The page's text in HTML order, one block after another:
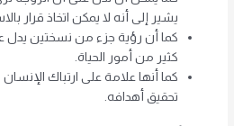
يشير إلى أنه لا يمكن اتخاذ قرار
كما أن رؤية جزء من نسختين يدل
كثير من أمور الحياة.
كما أنها علامة على ارتباك
تحقيق أهدافه.